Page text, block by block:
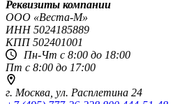
Реквизиты компании
OOO «Веста-М»
ИНН5024185889
КПП502401001
Пн-Чт с 8:00 до 18:00
Пт с 8:00 до 17:00
г. Москва, ул. Расплетина 24